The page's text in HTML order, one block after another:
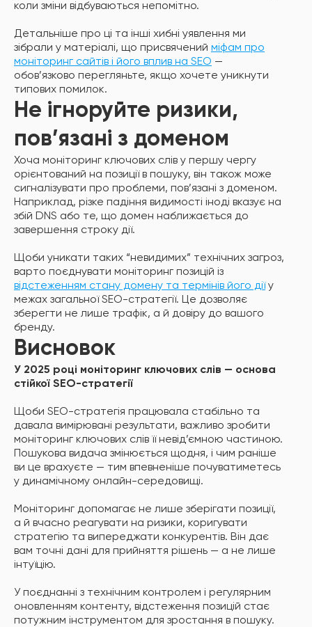
коли зміни відбуваються непомітно.
Детальніше про ці та інші хибні уявлення ми
зібрали у матеріалі, що присвячений міфам про
моніторинг сайтів і його вплив на SEO —
обов’язково перегляньте, якщо хочете уникнути
типових помилок.
Не ігноруйте ризики,
пов’язані з доменом
Хоча моніторинг ключових слів у першу чергу
орієнтований на позиції в пошуку, він також може
сигналізувати про проблеми, пов’язані з доменом.
Наприклад, різке падіння видимості іноді вказує на
збій DNS або те, що домен наближається до
завершення строку дії.
Щоби уникати таких “невидимих” технічних загроз,
варто поєднувати моніторинг позицій із
відстеженням стану домену та термінів його діїу
межах загальної SEO-стратегії. Це дозволяє
зберегти не лише трафік, а й довіру до вашого
бренду.
Висновок
У 2025 році моніторинг ключових слів — основа
стійкої SEO-стратегії
Щоби SEO-стратегія працювала стабільно та
давала вимірювані результати, важливо зробити
моніторинг ключових слів її невід’ємною частиною.
Пошукова видача змінюється щодня, і чим раніше
ви це врахуєте — тим впевненіше почуватиметесь
у динамічному онлайн-середовищі.
Моніторинг допомагає не лише зберігати позиції,
а й вчасно реагувати на ризики, коригувати
стратегію та випереджати конкурентів. Він дає
вам точні дані для прийняття рішень — а не лише
інтуїцію.
У поєднанні з технічним контролем і регулярним
оновленням контенту, відстеження позицій стає
потужним інструментом для зростання в пошуку.